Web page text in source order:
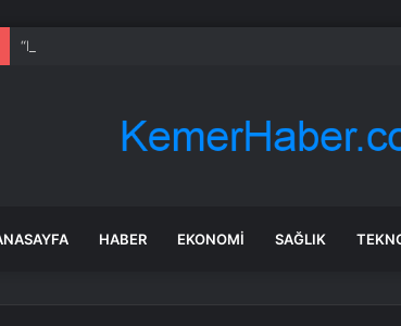
“Dünya Şampiyonu” İspanya… 2026 FIFA Dünya Kupası,
HABER EKONOMI SAĞLIK